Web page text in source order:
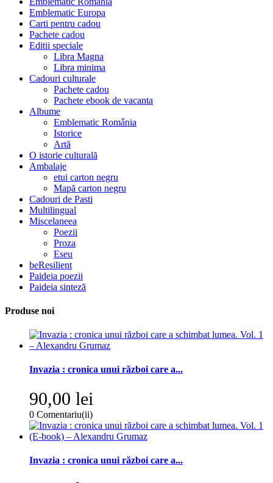
Emblematic Europa
Carti pentru cadou
Pachete cadou
Editii speciale
Libra Magna
Libra minima
Cadouri culturale
Pachete cadou
Pachete ebook de vacanta
Albume
Emblematic România
Istorice
Artă
O istorie culturală
Ambalaje
etui carton negru
Mapă carton negru
Cadouri de Pasti
Multilingual
Miscelaneea
Poezii
Proza
Eseu
beResilient
Paideia poezii
Paideia sinteză
Produse noi
Invazia : cronica unui război care a...
90,00 lei
0 Comentariu(ii)
Invazia : cronica unui război care a...